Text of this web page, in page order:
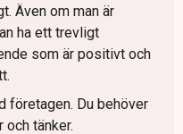
Även om man är
ha ett trevligt
som är positivt och
företagen. Du behöver
och tänker.